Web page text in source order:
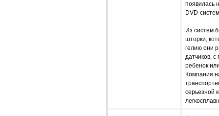
появилась
DVD-
Из систем
шторки,
гелию они
датчиков,
ребенок
Компания
серьезной